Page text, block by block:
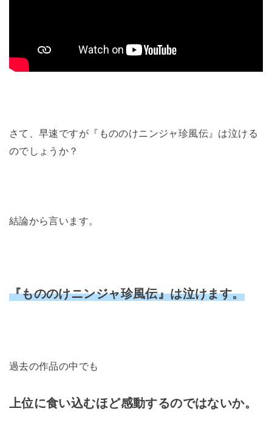
さて、早速ですが『もののけニンジャ珍風伝』は泣ける
のでしょうか？
結論から言います。
『もののけニンジャ珍風伝』は泣けます。
過去の作品の中でも
上位に食い込むほど感動するのではないか。